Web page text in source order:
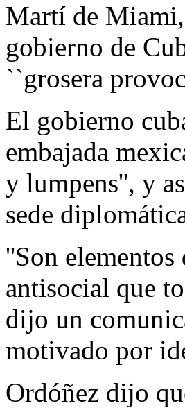
Martí de
gobierno de
``grosera
El gobierno
embajada
y lumpens'', y
sede
''Son
antisocial que
dijo un
motivado por
Ordóñez dijo